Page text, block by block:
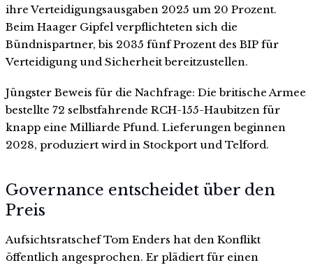
ihre Verteidigungsausgaben 2025 um 20 Prozent.
Beim Haager Gipfel verpflichteten sich die
Bündnispartner, bis 2035 fünf Prozent des BIP für
Verteidigung und Sicherheit bereitzustellen.
Jüngster Beweis für die Nachfrage: Die britische Armee
bestellte 72 selbstfahrende RCH-155-Haubitzen für
knapp eine Milliarde Pfund. Lieferungen beginnen
2028, produziert wird in Stockport und Telford.
Governance entscheidet über den
Preis
Aufsichtsratschef Tom Enders hat den Konflikt
öffentlich angesprochen. Er plädiert für einen